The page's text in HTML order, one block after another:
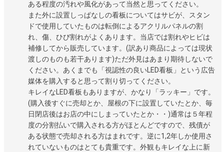
ある程度の汚れや風化があって当然と思ってください。
また外に設置しっぱなしの看板についてはサビが、スタン
ドで使用していたものは転倒によるアクリルパネルの割
れ、傷、ひび割れがよくあります。当店では割れやヒビは
補修してから販売しています。(訳あり商品によっては現状
渡しのものも若干あります)ただ外見はあまり期待しないで
ください。あくまでも「視認性の良いLED看板」という広告
媒体を購入すると思って割り切ってください。
キレイなLED看板もありますが、かなり「ラッキー」です。
(購入後すぐに売却とか、屋根の下に設置していたとか、毎
日閉店後はお店の中にしまっていたとか・・)通常は５年程
度の分割払いで購入される方がほとんどですので、残債が
ある状態で売却される方はまれです。逆に1,2年しか使用さ
れていないものはとても貴重です。外観もキレイな上に新